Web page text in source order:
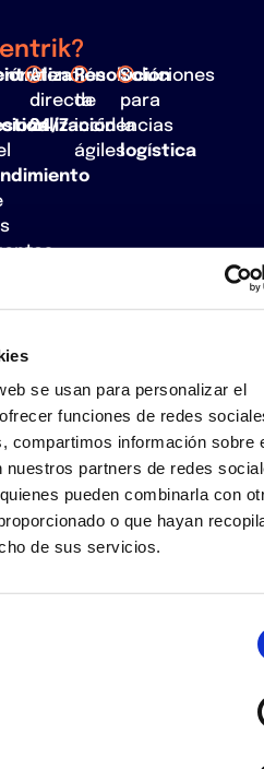
se usan para personalizar el
funciones de redes
compartimos información sobre
nuestros partners de redes
pueden combinarla con
o que hayan
de sus servicios.
Atención
directa
24/7
Resolución
de
incidencias
ágiles
Soluciones
para
la
logística
2025
25
ventas